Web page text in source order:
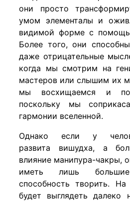
они просто
умом элементалы и
видимой форме с
Более того, они
даже отрицательные
когда мы смотрим на
мастеров или слышим их
мы восхищаемся и
поскольку мы
гармонии вселенной.
Однако если у
развита вишудха, а
влияние манипура-чакры,
иметь лишь
способность творить.
будет выглядеть